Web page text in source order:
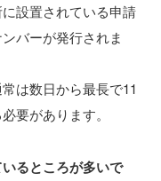
設置されている申請
バーが発行されま
は数日から最長で11
要があります。
るところが多いで